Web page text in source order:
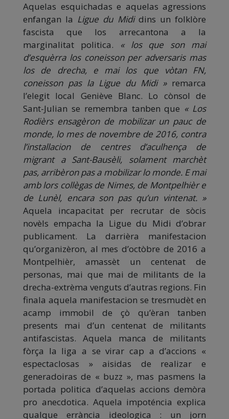
Aquelas esquichadas e aquelas agressions
enfangan la Ligue du Mididins un folklòre
fascista que los arrecantona a la
marginalitat politica.
« los que son mai
d’esquèrra los coneisson per adversaris mas
los de drecha, e mai los que vòtan FN,
coneisson pas la Ligue du Midi »remarca
l’elegit local Geniève Blanc. Lo cònsol de
Sant-Julian se remembra tanben que « Los
Rodièrs ensagèron de mobilizar un pauc de
monde, lo mes de novembre de 2016, contra
l’installacion de centres d’aculhença de
migrant a Sant-Bausèli, solament marchèt
pas, arribèron pas a mobilizar lo monde. E mai
amb lors collègas de Nimes, de Montpelhièr e
de Lunèl, encara son pas qu’un vintenat. »
Aquela incapacitat per recrutar de sòcis
novèls empacha la Ligue du Midi d’obrar
publicament. La darrièra manifestacion
qu’organizèron, al mes d’octòbre de 2016 a
Montpelhièr, amassèt un centenat de
personas, mai que mai de militants de la
drecha-extrèma venguts d’autras regions. Fin
finala aquela manifestacion se tresmudèt en
acamp immobil de çò qu’èran tanben
presents mai d’un centenat de militants
antifascistas. Aquela manca de militants
fòrça la liga a se virar cap a d’accions «
espectaclosas » aisidas de realizar e
generadoiras de « buzz », mas pasmens la
portada politica d’aquelas accions demòra
pro anecdotica. Aquela impoténcia explica
qualque errància ideologica : un jorn